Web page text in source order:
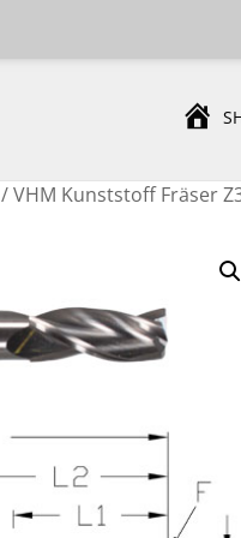
/ VHM Kunststoff Fräser